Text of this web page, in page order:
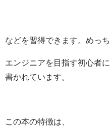
などを習得できます。めっち
エンジニアを目指す初心者
書かれています。
この本の特徴は、